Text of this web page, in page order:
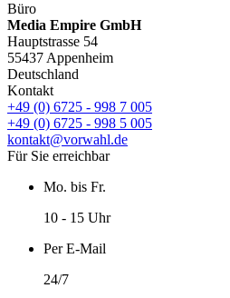
Büro
Media Empire GmbH
Hauptstrasse 54
55437 Appenheim
Deutschland
Kontakt
+49 (0) 6725 - 998 7 005
+49 (0) 6725 - 998 5 005
kontakt@vorwahl.de
Für Sie erreichbar
Mo. bis Fr.
10 - 15 Uhr
Per E-Mail
24/7